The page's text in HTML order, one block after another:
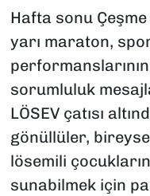
Hafta sonu
yarı maraton,
sorumluluk
LÖSEV çatısı
gönüllüler,
lösemili
sunabilmek için